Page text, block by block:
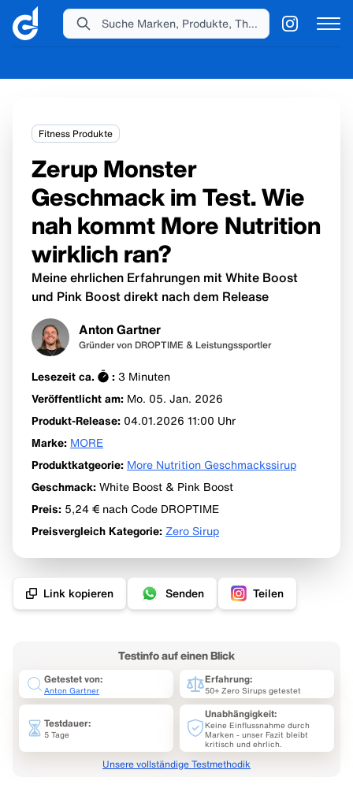
Fitness Produkte
Zerup Monster
Geschmack im Test. Wie
nah kommt More Nutrition
wirklich ran?
Meine ehrlichen Erfahrungen mit White Boost
und Pink Boost direkt nach dem Release
Anton Gartner
Gründer von DROPTIME & Leistungssportler
Lesezeit ca. : 3 Minuten
Veröffentlicht am: Mo. 05. Jan. 2026
Produkt-Release: 04.01.2026 11:00 Uhr
Marke: MORE
Produktkatgeorie: More Nutrition Geschmackssirup
Geschmack: White Boost & Pink Boost
Preis: 5,24 € nach Code DROPTIME
Preisvergleich Kategorie: Zero Sirup
Link kopieren Senden Teilen
Testinfo auf einen Blick
Getestet von:
Anton Gartner
Erfahrung:
50+ Zero Sirups getestet
Testdauer:
5 Tage
Unabhängigkeit:
Keine Einflussnahme durch
Marken - unser Fazit bleibt
kritisch und ehrlich.
Unsere vollständige Testmethodik